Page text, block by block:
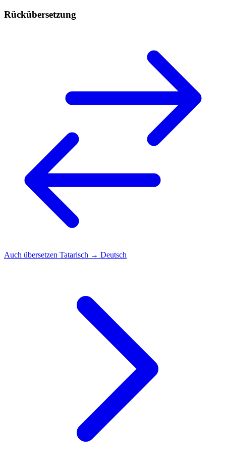
Rückübersetzung
Auch übersetzen Tatarisch → Deutsch